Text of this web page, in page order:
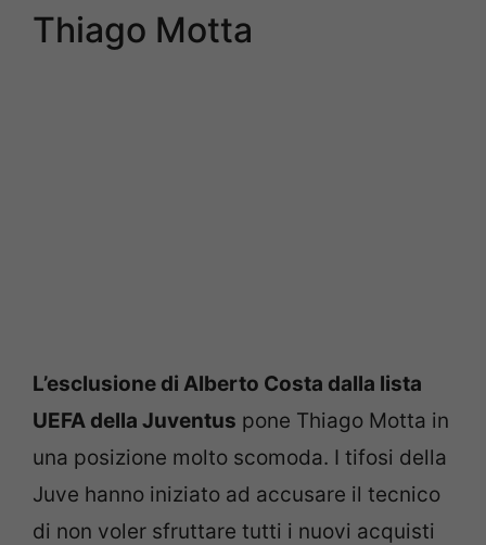
Thiago Motta
L’esclusione di Alberto Costa dalla lista
UEFA della Juventus pone Thiago Motta in
una posizione molto scomoda. I tifosi della
Juve hanno iniziato ad accusare il tecnico
di non voler sfruttare tutti i nuovi acquisti